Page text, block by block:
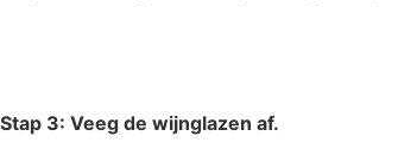
Stap 3: Veeg de wijnglazen af.